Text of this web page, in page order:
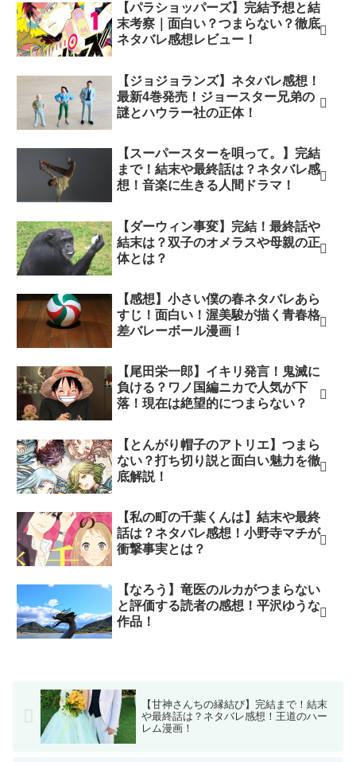
【パラショッパーズ】完結予想と結
末考察｜面白い？つまらない？徹底
ネタバレ感想レビュー！
【ジョジョランズ】ネタバレ感想！
最新4巻発売！ジョースター兄弟の
謎とハウラー社の正体！
【スーパースターを唄って。】完結
まで！結末や最終話は？ネタバレ感
想！音楽に生きる人間ドラマ！
【ダーウィン事変】完結！最終話や
結末は？双子のオメラスや母親の正
体とは？
【感想】小さい僕の春ネタバレあら
すじ！面白い！渥美駿が描く青春格
差バレーボール漫画！
【尾田栄一郎】イキリ発言！鬼滅に
負ける？ワノ国編ニカで人気が下
落！現在は絶望的につまらない？
【とんがり帽子のアトリエ】つまら
ない？打ち切り説と面白い魅力を徹
底解説！
【私の町の千葉くんは】結末や最終
話は？ネタバレ感想！小野寺マチが
衝撃事実とは？
【なろう】竜医のルカがつまらない
と評価する読者の感想！平沢ゆうな
作品！
【甘神さんちの縁結び】完結まで！結末
や最終話は？ネタバレ感想！王道のハー
レム漫画！